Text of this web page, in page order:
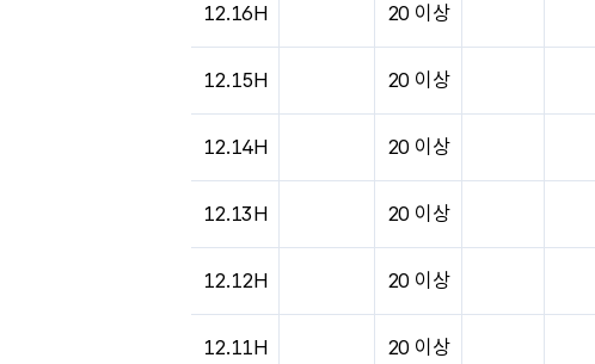
12.16H 20 이상
12.15H 20 이상
12.14H 20 이상
12.13H 20 이상
12.12H 20 이상
12.11H 20 이상